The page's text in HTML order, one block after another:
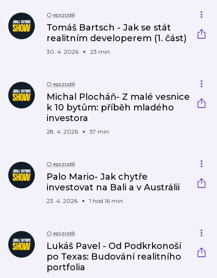
O epizodě
Tomáš Bartsch - Jak se stát
realitním developerem (1. část)
30. 4. 2026 23 min
O epizodě
Michal Plocháň- Z malé vesnice
k 10 bytům: příběh mladého
investora
28. 4. 2026 57 min
O epizodě
Palo Mario- Jak chytře
investovat na Bali a v Austrálii
23. 4. 2026 1 hod 16 min
O epizodě
Lukáš Pavel - Od Podkrkonoší
po Texas: Budování realitního
portfolia